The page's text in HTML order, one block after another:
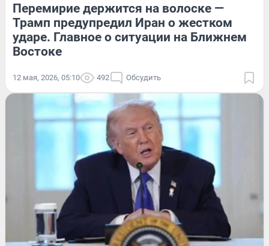
Перемирие держится на волоске —
Трамп предупредил Иран о жестком
ударе. Главное о ситуации на Ближнем
Востоке
12 мая, 2026, 05:10 492 Обсудить